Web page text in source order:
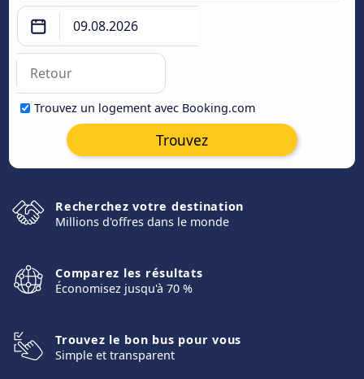
Trouvez un logement avec Booking.com
Trouvez
Recherchez votre destination
Millions d'offres dans le monde
Comparez les résultats
Économisez jusqu'à 70 %
Trouvez le bon bus pour vous
Simple et transparent